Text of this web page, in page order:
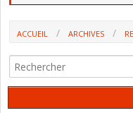
ACCUEIL ARCHIVES
PRENNENT PAS) LES DÉCISIONS